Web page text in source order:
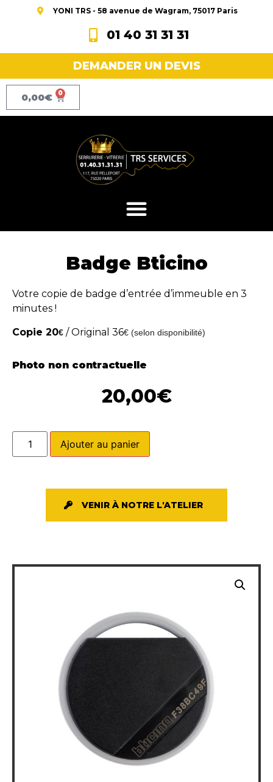
YONI TRS - 58 avenue de Wagram, 75017 Paris
01 40 31 31 31
DEMANDER UN DEVIS
0,00€ 0
Badge Bticino
Votre copie de badge d’entrée d’immeuble en 3
minutes !
Copie 20€ / Original 36€ (selon disponibilité)
Photo non contractuelle
20,00€
Ajouter au panier
VENIR À NOTRE L'ATELIER